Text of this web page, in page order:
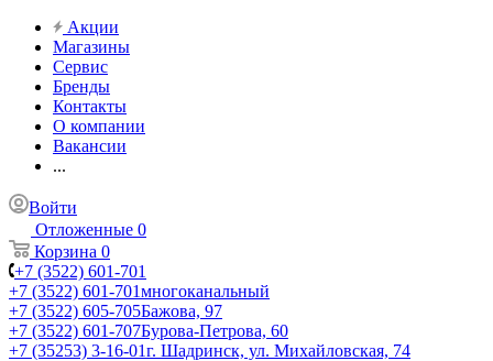
Акции
Магазины
Сервис
Бренды
Контакты
О компании
Вакансии
...
Войти
Отложенные 0
Корзина 0
+7 (3522) 601-701
+7 (3522) 601-701многоканальный
+7 (3522) 605-705Бажова, 97
+7 (3522) 601-707Бурова-Петрова, 60
+7 (35253) 3-16-01г. Шадринск, ул. Михайловская, 74